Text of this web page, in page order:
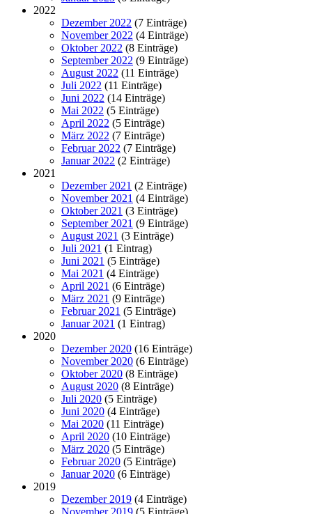
2022
Dezember 2022 (7 Einträge)
November 2022 (4 Einträge)
Oktober 2022 (8 Einträge)
September 2022 (9 Einträge)
August 2022 (11 Einträge)
Juli 2022 (11 Einträge)
Juni 2022 (14 Einträge)
Mai 2022 (5 Einträge)
April 2022 (5 Einträge)
März 2022 (7 Einträge)
Februar 2022 (7 Einträge)
Januar 2022 (2 Einträge)
2021
Dezember 2021 (2 Einträge)
November 2021 (4 Einträge)
Oktober 2021 (3 Einträge)
September 2021 (9 Einträge)
August 2021 (3 Einträge)
Juli 2021 (1 Eintrag)
Juni 2021 (5 Einträge)
Mai 2021 (4 Einträge)
April 2021 (6 Einträge)
März 2021 (9 Einträge)
Februar 2021 (5 Einträge)
Januar 2021 (1 Eintrag)
2020
Dezember 2020 (16 Einträge)
November 2020 (6 Einträge)
Oktober 2020 (8 Einträge)
August 2020 (8 Einträge)
Juli 2020 (5 Einträge)
Juni 2020 (4 Einträge)
Mai 2020 (11 Einträge)
April 2020 (10 Einträge)
März 2020 (5 Einträge)
Februar 2020 (5 Einträge)
Januar 2020 (6 Einträge)
2019
Dezember 2019 (4 Einträge)
November 2019 (5 Einträge)